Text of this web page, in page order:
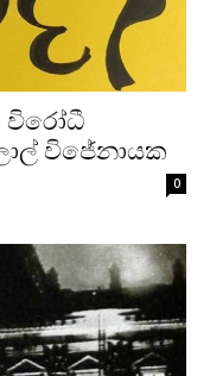
විරෝධී
විජේනායක
0